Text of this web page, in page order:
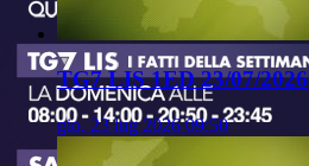
TG7 LIS 1ED 23/07/2026
gio, 23 lug 2026 09:50